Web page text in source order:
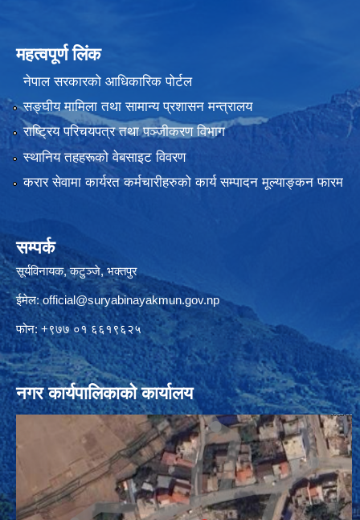
महत्वपूर्ण लिंक
नेपाल सरकारको आधिकारिक पोर्टल
सङ्‍घीय मामिला तथा सामान्य प्रशासन मन्त्रालय
राष्ट्रिय परिचयपत्र तथा पञ्जीकरण विभाग
स्थानिय तहहरूको वेबसाइट विवरण
करार सेवामा कार्यरत कर्मचारीहरुको कार्य सम्पादन मूल्याङ्कन फारम
सम्पर्क
सूर्यविनायक, कटुञ्जे, भक्तपुर
ईमेल:official@suryabinayakmun.gov.np
फोन: +९७७ ०१ ६६१९६२५
नगर कार्यपालिकाको कार्यालय